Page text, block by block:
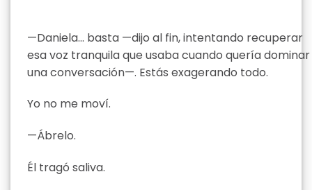
—Daniela… basta —dijo al fin, intentando recuperar
esa voz tranquila que usaba cuando quería dominar
una conversación—. Estás exagerando todo.
Yo no me moví.
—Ábrelo.
Él tragó saliva.